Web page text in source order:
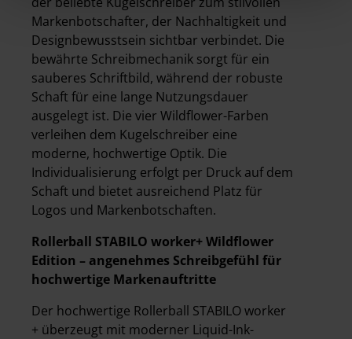
Markenbotschafter, der Nachhaltigkeit und
Designbewusstsein sichtbar verbindet. Die
bewährte Schreibmechanik sorgt für ein
sauberes Schriftbild, während der robuste
Schaft für eine lange Nutzungsdauer
ausgelegt ist. Die vier Wildflower-Farben
verleihen dem Kugelschreiber eine
moderne, hochwertige Optik. Die
Individualisierung erfolgt per Druck auf dem
Schaft und bietet ausreichend Platz für
Logos und Markenbotschaften.
Rollerball STABILO worker+ Wildflower
Edition – angenehmes Schreibgefühl für
hochwertige Markenauftritte
Der hochwertige Rollerball STABILO worker
+ überzeugt mit moderner Liquid-Ink-